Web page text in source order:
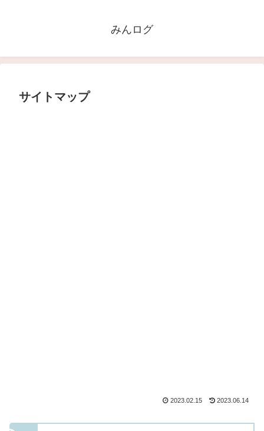
みんログ
サイトマップ
2023.02.15 2023.06.14